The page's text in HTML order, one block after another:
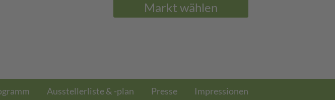
Markt wählen
Ausstellerliste & -plan Presse Impressionen